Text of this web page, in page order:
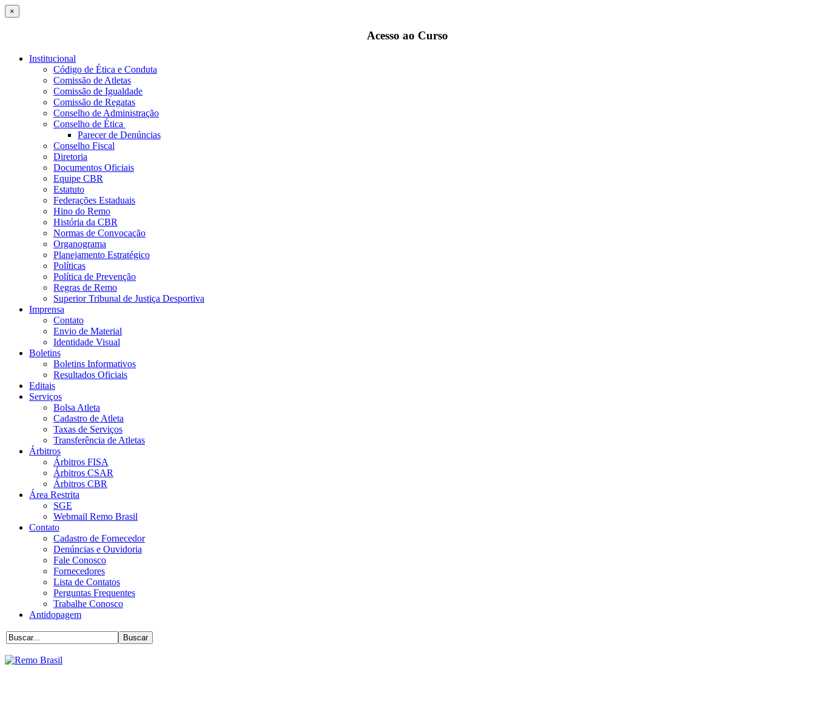
×
Acesso ao Curso
Institucional
Código de Ética e Conduta
Comissão de Atletas
Comissão de Igualdade
Comissão de Regatas
Conselho de Administração
Conselho de Ética
Parecer de Denúncias
Conselho Fiscal
Diretoria
Documentos Oficiais
Equipe CBR
Estatuto
Federações Estaduais
Hino do Remo
História da CBR
Normas de Convocação
Organograma
Planejamento Estratégico
Políticas
Política de Prevenção
Regras de Remo
Superior Tribunal de Justiça Desportiva
Imprensa
Contato
Envio de Material
Identidade Visual
Boletins
Boletins Informativos
Resultados Oficiais
Editais
Serviços
Bolsa Atleta
Cadastro de Atleta
Taxas de Serviços
Transferência de Atletas
Árbitros
Árbitros FISA
Árbitros CSAR
Árbitros CBR
Área Restrita
SGE
Webmail Remo Brasil
Contato
Cadastro de Fornecedor
Denúncias e Ouvidoria
Fale Conosco
Fornecedores
Lista de Contatos
Perguntas Frequentes
Trabalhe Conosco
Antidopagem